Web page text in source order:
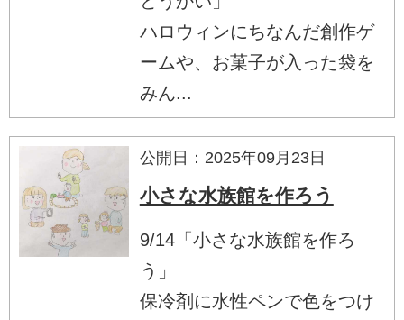
ハロウィンにちなんだ創作ゲ
ームや、お菓子が入った袋を
みん...
公開日：2025年09月23日
小さな水族館を作ろう
9/14「小さな水族館を作ろ
う」
保冷剤に水性ペンで色をつけ